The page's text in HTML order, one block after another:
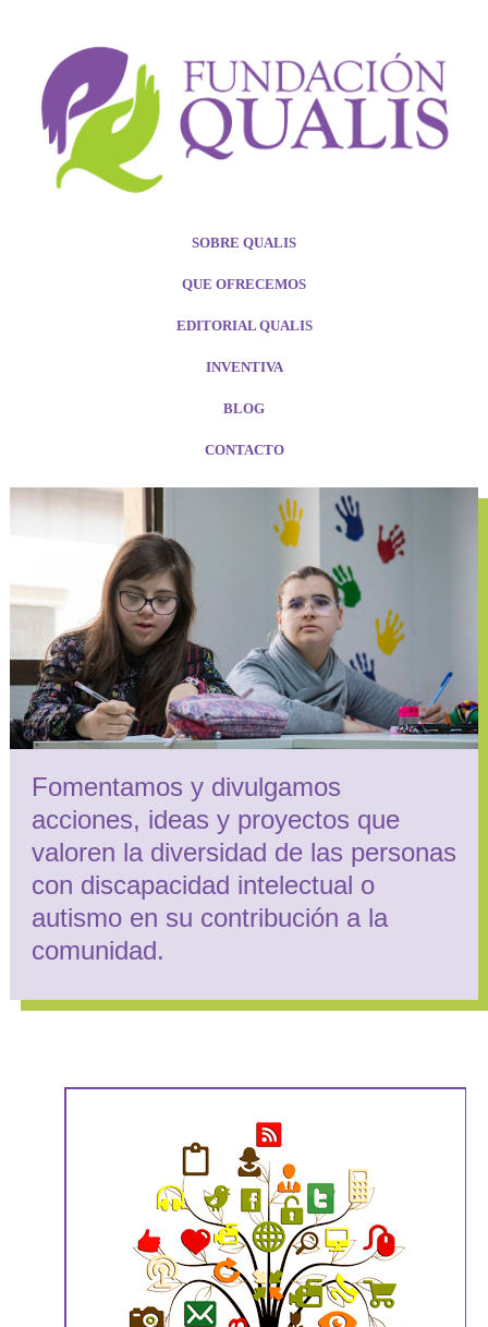
SOBRE QUALIS
QUE OFRECEMOS
EDITORIAL QUALIS
INVENTIVA
BLOG
CONTACTO
Fomentamos y divulgamos
acciones, ideas y proyectos que
valoren la diversidad de las personas
con discapacidad intelectual o
autismo en su contribución a la
comunidad.